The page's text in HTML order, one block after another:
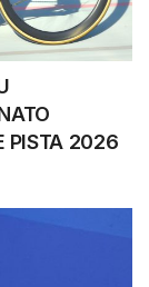
PISTA 2026